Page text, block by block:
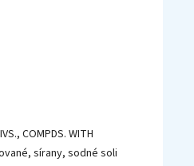
COMPDS. WITH
sírany, sodné soli